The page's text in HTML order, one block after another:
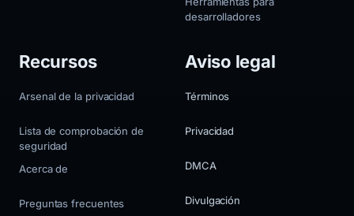
desarrolladores
Recursos
Arsenal de la privacidad
Lista de comprobación de
seguridad
Acerca de
Preguntas frecuentes
Aviso legal
Términos
Privacidad
DMCA
Divulgación